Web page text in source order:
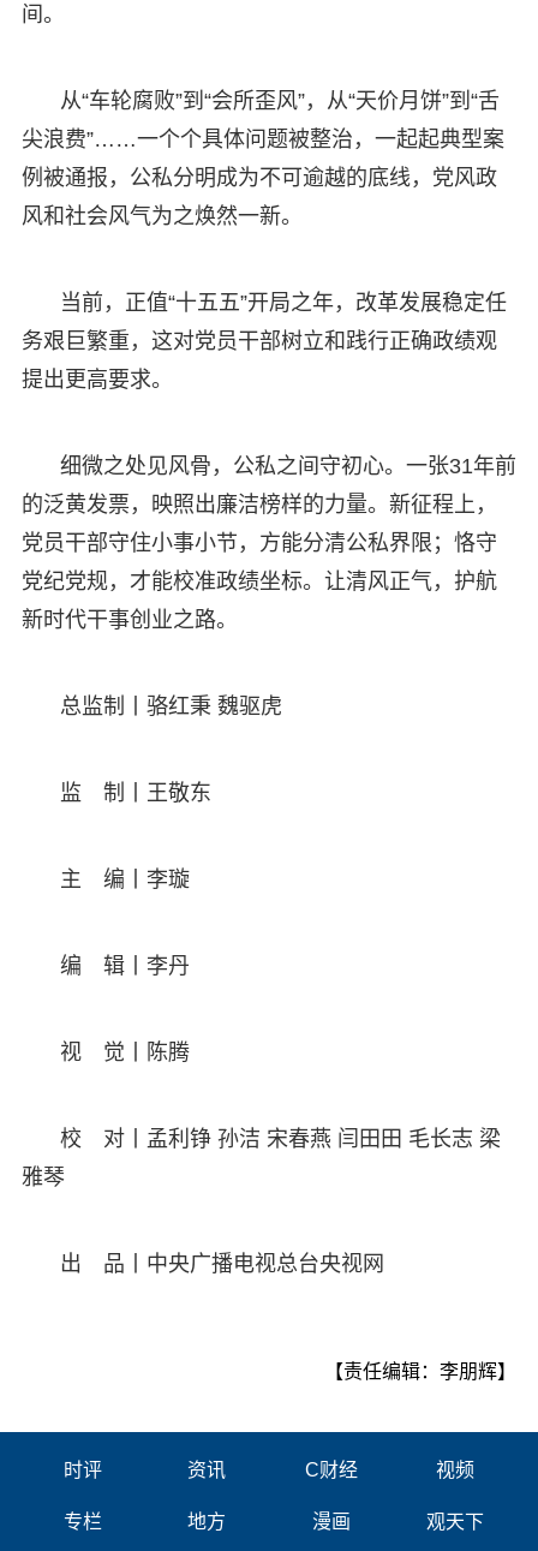
间。
从“车轮腐败”到“会所歪风”，从“天价月饼”到“舌
尖浪费”……一个个具体问题被整治，一起起典型案
例被通报，公私分明成为不可逾越的底线，党风政
风和社会风气为之焕然一新。
当前，正值“十五五”开局之年，改革发展稳定任
务艰巨繁重，这对党员干部树立和践行正确政绩观
提出更高要求。
细微之处见风骨，公私之间守初心。一张31年前
的泛黄发票，映照出廉洁榜样的力量。新征程上，
党员干部守住小事小节，方能分清公私界限；恪守
党纪党规，才能校准政绩坐标。让清风正气，护航
新时代干事创业之路。
总监制丨骆红秉 魏驱虎
监 制丨王敬东
主 编丨李璇
编 辑丨李丹
视 觉丨陈腾
校 对丨孟利铮 孙洁 宋春燕 闫田田 毛长志 梁
雅琴
出 品丨中央广播电视总台央视网
【责任编辑：李朋辉】
时评 资讯 C财经 视频
专栏 地方 漫画 观天下